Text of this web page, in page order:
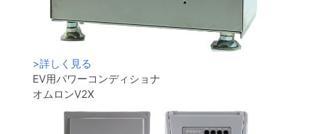
>詳しく見る
EV用パワーコンディショナ
オムロンV2X